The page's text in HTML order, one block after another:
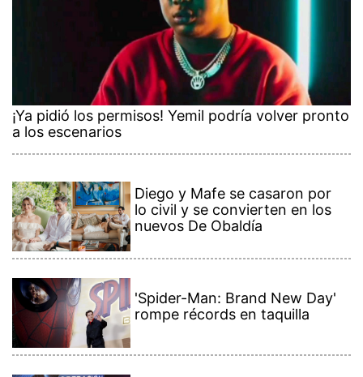
¡Ya pidió los permisos! Yemil podría volver pronto
a los escenarios
Diego y Mafe se casaron por
lo civil y se convierten en los
nuevos De Obaldía
'Spider-Man: Brand New Day'
rompe récords en taquilla